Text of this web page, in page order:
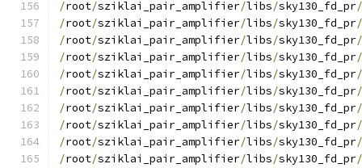
/root/sziklai_pair_amplifier/libs/sky130_fd_pr/
/root/sziklai_pair_amplifier/libs/sky130_fd_pr/
/root/sziklai_pair_amplifier/libs/sky130_fd_pr/
/root/sziklai_pair_amplifier/libs/sky130_fd_pr/
/root/sziklai_pair_amplifier/libs/sky130_fd_pr/
/root/sziklai_pair_amplifier/libs/sky130_fd_pr/
/root/sziklai_pair_amplifier/libs/sky130_fd_pr/
/root/sziklai_pair_amplifier/libs/sky130_fd_pr/
/root/sziklai_pair_amplifier/libs/sky130_fd_pr/
/root/sziklai_pair_amplifier/libs/sky130_fd_pr/